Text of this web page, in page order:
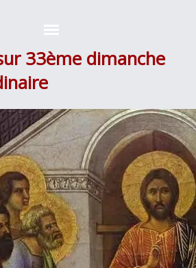
33ème dimanche